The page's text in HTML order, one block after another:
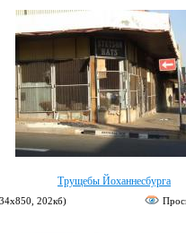
Трущебы Йоханнесбурга
202кб)